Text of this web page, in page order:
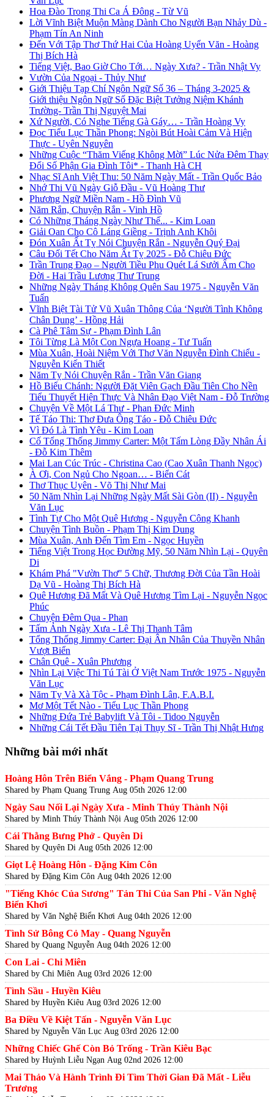
Hoa Đào Trong Thi Ca Á Đông - Từ Vũ
Lời Vĩnh Biệt Muộn Màng Dành Cho Người Bạn Nhảy Dù -
Phạm Tín An Ninh
Đến Với Tập Thơ Thứ Hai Của Hoàng Uyển Văn - Hoàng
Thị Bích Hà
Tiếng Việt, Bao Giờ Cho Tới… Ngày Xưa? - Trần Nhật Vy
Vườn Của Ngoại - Thủy Như
Giới Thiệu Tạp Chí Ngôn Ngữ Số 36 – Tháng 3-2025 &
Giới thiệu Ngôn Ngữ Số Đặc Biệt Tưởng Niệm Khánh
Trường- Trần Thị Nguyệt Mai
Xứ Người, Có Nghe Tiếng Gà Gáy… - Trần Hoàng Vy
Đọc Tiểu Lục Thần Phong: Ngòi Bút Hoài Cảm Và Hiện
Thực - Uyên Nguyên
Những Cuộc “Thăm Viếng Không Mời” Lúc Nửa Đêm Thay
Đổi Số Phận Gia Đình Tôi* - Thanh Hà CH
Nhạc Sĩ Anh Việt Thu: 50 Năm Ngày Mất - Trần Quốc Bảo
Nhớ Thi Vũ Ngày Giỗ Đầu - Vũ Hoàng Thư
Phương Ngữ Miền Nam - Hồ Đình Vũ
Năm Rắn, Chuyện Rắn - Vinh Hồ
Có Những Tháng Ngày Như Thế... - Kim Loan
Giải Oan Cho Cô Láng Giềng - Trịnh Anh Khôi
Đón Xuân Ất Tỵ Nói Chuyện Rắn - Nguyễn Quý Đại
Câu Đối Tết Cho Năm Ất Tỵ 2025 - Đỗ Chiêu Đức
Trần Trung Đạo – Người Tiều Phu Quét Lá Sưởi Ấm Cho
Đời - Hai Trầu Lương Thư Trung
Những Ngày Tháng Không Quên Sau 1975 - Nguyễn Văn
Tuấn
Vĩnh Biệt Tài Tử Vũ Xuân Thông Của ‘Người Tình Không
Chân Dung’ - Hồng Hải
Cà Phê Tâm Sự - Phạm Đình Lân
Tôi Từng Là Một Con Ngựa Hoang - Tư Tuấn
Mùa Xuân, Hoài Niệm Với Thơ Văn Nguyễn Đình Chiểu -
Nguyễn Kiến Thiết
Năm Tỵ Nói Chuyện Rắn - Trần Văn Giang
Hồ Biểu Chánh: Người Đặt Viên Gạch Đầu Tiên Cho Nền
Tiểu Thuyết Hiện Thực Và Nhân Đạo Việt Nam - Đỗ Trường
Chuyện Về Một Lá Thư - Phan Đức Minh
Tế Táo Thi: Thơ Đưa Ông Táo - Đỗ Chiêu Đức
Vì Đó Là Tình Yêu - Kim Loan
Cố Tổng Thống Jimmy Carter: Một Tấm Lòng Đầy Nhân Ái
- Đỗ Kim Thêm
Mai Lan Cúc Trúc - Christina Cao (Cao Xuân Thanh Ngọc)
À Ơi, Con Ngủ Cho Ngoan… - Biển Cát
Thơ Thục Uyên - Võ Thị Như Mai
50 Năm Nhìn Lại Những Ngày Mất Sài Gòn (II) - Nguyễn
Văn Lục
Tình Tự Cho Một Quê Hương - Nguyễn Công Khanh
Chuyện Tình Buồn - Phạm Thị Kim Dung
Mùa Xuân, Anh Đến Tìm Em - Ngọc Huyền
Tiếng Việt Trong Học Đường Mỹ, 50 Năm Nhìn Lại - Quyên
Di
Khám Phá "Vườn Thơ" 5 Chữ, Thương Đời Của Tần Hoài
Dạ Vũ - Hoàng Thị Bích Hà
Quê Hương Đã Mất Và Quê Hương Tìm Lại - Nguyễn Ngọc
Phúc
Chuyện Đêm Qua - Phan
Tấm Ảnh Ngày Xưa - Lê Thị Thanh Tâm
Tổng Thống Jimmy Carter: Đại Ân Nhân Của Thuyền Nhân
Vượt Biển
Chân Quê - Xuân Phương
Nhìn Lại Việc Thi Tú Tài Ở Việt Nam Trước 1975 - Nguyễn
Văn Lục
Năm Tỵ Và Xà Tộc - Phạm Đình Lân, F.A.B.I.
Mơ Một Tết Nào - Tiểu Lục Thần Phong
Những Đứa Trẻ Babylift Và Tôi - Tidoo Nguyễn
Những Cái Tết Đầu Tiên Tại Thụy Sĩ - Trần Thị Nhật Hưng
Những bài mới nhất
Hoàng Hôn Trên Biển Vắng - Phạm Quang Trung
Shared by Phạm Quang Trung Aug 05th 2026 12:00
Ngày Sau Nối Lại Ngày Xưa - Minh Thúy Thành Nội
Shared by Minh Thúy Thành Nội Aug 05th 2026 12:00
Cái Thằng Bưng Phở - Quyên Di
Shared by Quyên Di Aug 05th 2026 12:00
Giọt Lệ Hoàng Hôn - Đặng Kim Côn
Shared by Đặng Kim Côn Aug 04th 2026 12:00
"Tiếng Khóc Của Sương" Tản Thi Của San Phi - Văn Nghệ
Biển Khơi
Shared by Văn Nghệ Biển Khơi Aug 04th 2026 12:00
Tình Sử Bông Cỏ May - Quang Nguyễn
Shared by Quang Nguyễn Aug 04th 2026 12:00
Con Lai - Chi Miên
Shared by Chi Miên Aug 03rd 2026 12:00
Tình Sầu - Huyền Kiêu
Shared by Huyền Kiêu Aug 03rd 2026 12:00
Ba Điều Về Kiệt Tấn - Nguyễn Văn Lục
Shared by Nguyễn Văn Lục Aug 03rd 2026 12:00
Những Chiếc Ghế Còn Bỏ Trống - Trần Kiêu Bạc
Shared by Huỳnh Liễu Ngạn Aug 02nd 2026 12:00
Mai Thảo Và Hành Trình Đi Tìm Thời Gian Đã Mất - Liễu
Trương